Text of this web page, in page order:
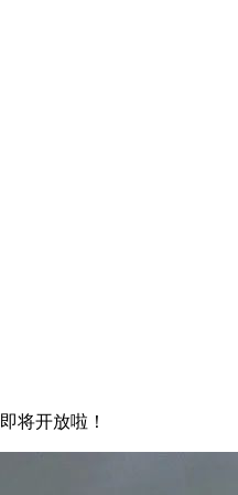
即将开放啦！